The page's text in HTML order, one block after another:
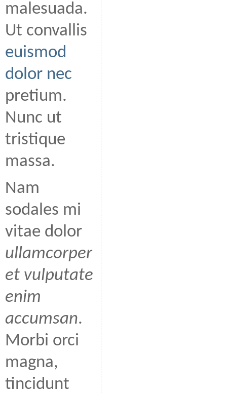
malesuada.
Ut convallis
euismod
dolor nec
pretium.
Nunc ut
tristique
massa.
Nam
sodales mi
vitae dolor
ullamcorper
et vulputate
enim
accumsan.
Morbi orci
magna,
tincidunt